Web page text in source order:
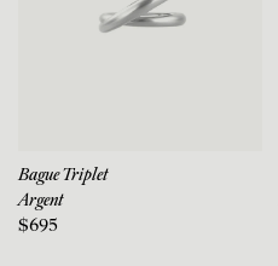
Bague Triplet
Argent
$695